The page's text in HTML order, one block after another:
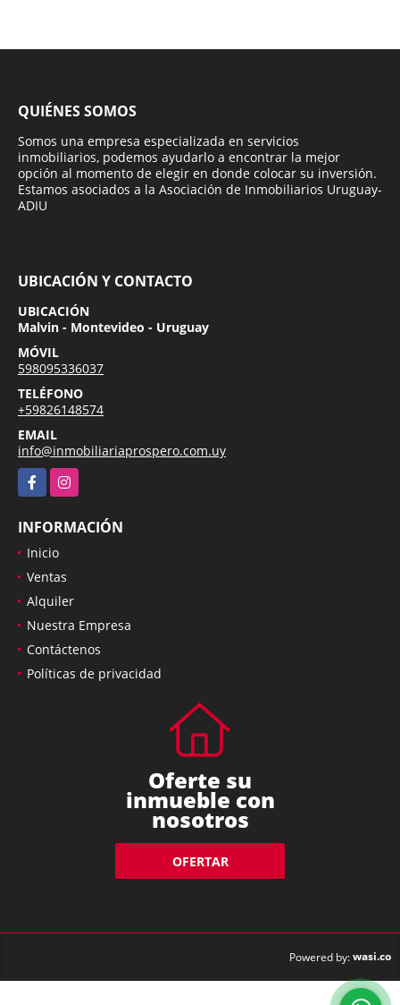
QUIÉNES SOMOS
Somos una empresa especializada en servicios
inmobiliarios, podemos ayudarlo a encontrar la mejor
opción al momento de elegir en donde colocar su inversión.
Estamos asociados a la Asociación de Inmobiliarios Uruguay-
ADIU
UBICACIÓN Y CONTACTO
UBICACIÓN
Malvin - Montevideo - Uruguay
MÓVIL
598095336037
TELÉFONO
+59826148574
EMAIL
info@inmobiliariaprospero.com.uy
FacebookInstagram
INFORMACIÓN
Inicio
Ventas
Alquiler
Nuestra Empresa
Contáctenos
Políticas de privacidad
Oferte su
inmueble con
nosotros
OFERTAR
Powered by:wasi.co